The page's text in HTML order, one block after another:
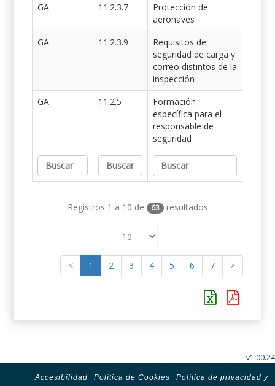
GA
11.2.3.7
Protección de
aeronaves
GA
11.2.3.9
Requisitos de
seguridad de carga y
correo distintos de la
inspección
GA
11.2.5
Formación
específica para el
responsable de
seguridad
Registros 1 a 10 de 63 resultados
< 1 2 3 4 5 6 7 >
v1.00.24
Accesibilidad Política de Cookies
Política de privacidad y